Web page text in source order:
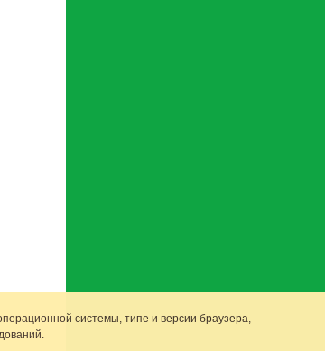
системы, типе и версии браузера,